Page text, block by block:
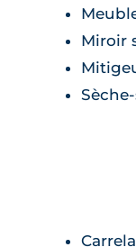
bénéficie de
jeux
espace de
détente et
Équipée de
chaleur, le
normes
Miroir